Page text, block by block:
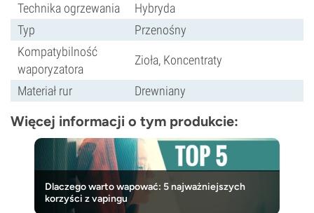
Technika ogrzewania
Hybryda
Typ
Przenośny
Kompatybilność
waporyzatora
Zioła, Koncentraty
Materiał rur Drewniany
Więcej informacji o tym produkcie:
Dlaczego warto wapować: 5 najważniejszych
korzyści z vapingu